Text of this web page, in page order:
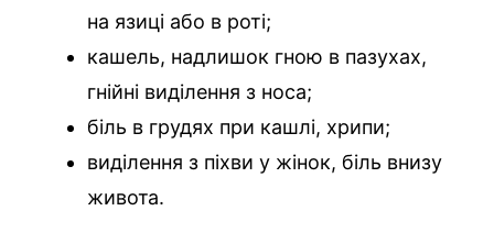
на язиці або в роті;
кашель, надлишок гною в пазухах,
гнійні виділення з носа;
біль в грудях при кашлі, хрипи;
виділення з піхви у жінок, біль внизу
живота.